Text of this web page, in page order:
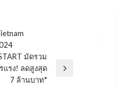
มัดรวม
แรง! ลดสูงสุด
7 ล้านบาท*